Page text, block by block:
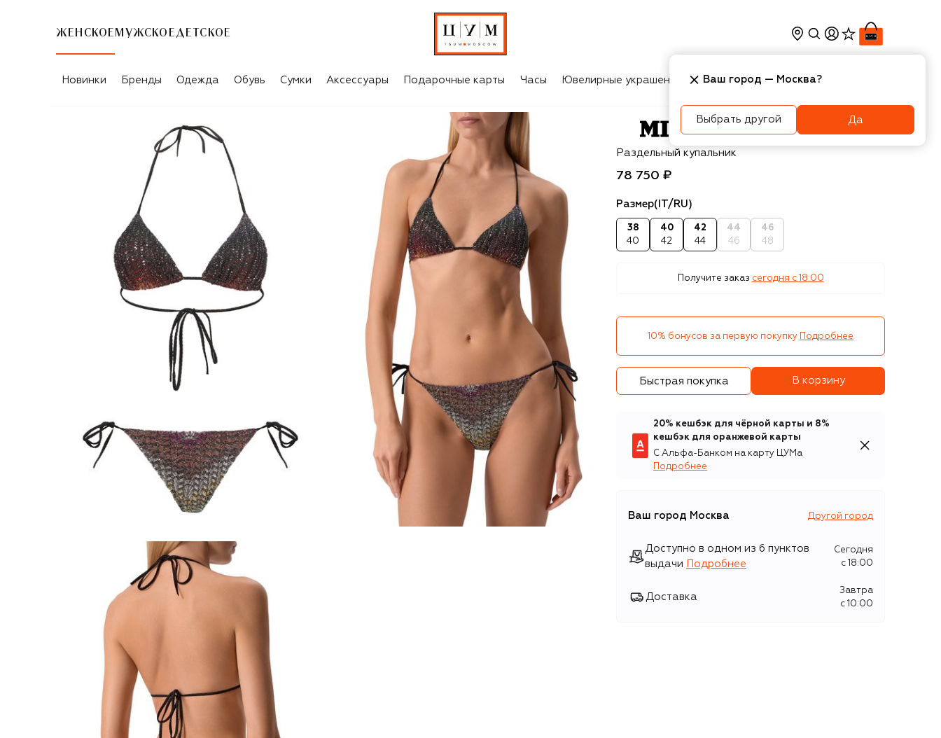
ЖЕНСКОЕ МУЖСКОЕ ДЕТСКОЕ
Новинки Бренды Одежда Обувь Сумки Аксессуары Подарочные карты Часы Ювелирные украшения Косметика Интерьер
Missoni
Раздельный купальник
78 750 ₽
Размер(IT/RU)
38
40
40
42
42
44
44
46
46
48
Получите заказ сегодня c 18:00
10% бонусов за первую покупку Подробнее
Быстрая покупка В корзину
20% кешбэк для чёрной карты и 8%
кешбэк для оранжевой карты
С Альфа-Банком на карту ЦУМа
Подробнее
Ваш город Москва Другой город
Доступно в одном из 6 пунктов
выдачи
Подробнее
Сегодня
c 18:00
Доставка
Завтра
c 10:00
Ваш город — Москва?
Выбрать другой Да